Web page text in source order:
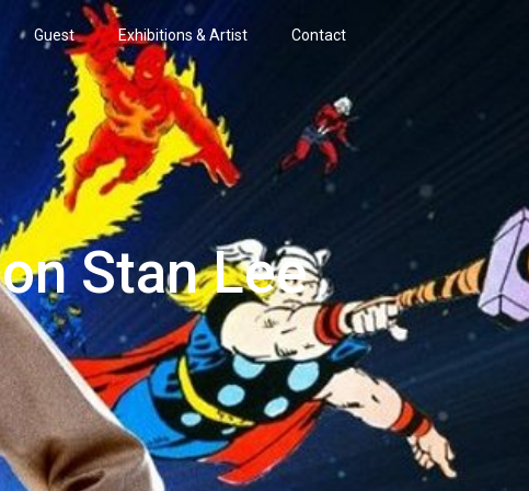
Guest Exhibitions & Artist Contact
Stan Lee